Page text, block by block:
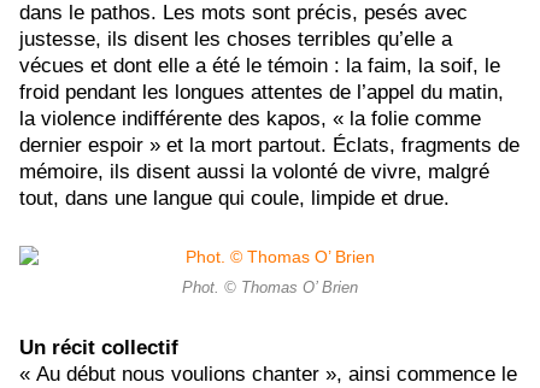
dans le pathos. Les mots sont précis, pesés avec
justesse, ils disent les choses terribles qu’elle a
vécues et dont elle a été le témoin : la faim, la soif, le
froid pendant les longues attentes de l’appel du matin,
la violence indifférente des kapos, « la folie comme
dernier espoir » et la mort partout. Éclats, fragments de
mémoire, ils disent aussi la volonté de vivre, malgré
tout, dans une langue qui coule, limpide et drue.
Phot. © Thomas O’ Brien
Un récit collectif
« Au début nous voulions chanter », ainsi commence le